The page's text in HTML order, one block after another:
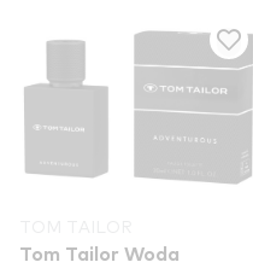
Tom Tailor Woda